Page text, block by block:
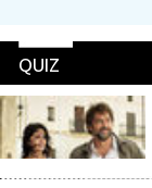
QUIZ